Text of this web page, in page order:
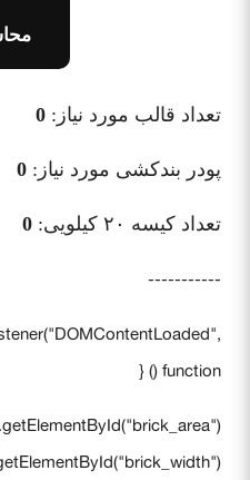
تعداد قالب مورد نیاز:0
پودر بندکشی مورد نیاز:0
تعداد کیسه ۲۰ کیلویی: 0
-----------
function () {